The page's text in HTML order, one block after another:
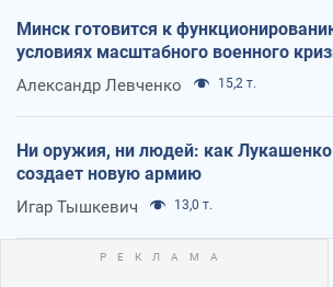
Минск готовится к
условиях масштабного военного
Александр Левченко 15,2 т.
Ни оружия, ни людей: как Лукашенко
создает новую армию
Игар Тышкевич 13,0 т.